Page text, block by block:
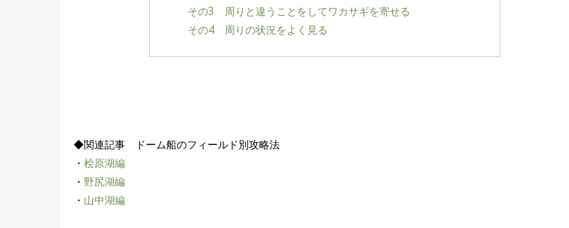
その3 周りと違うことをしてワカサギを寄せる
その4 周りの状況をよく見る
◆関連記事 ドーム船のフィールド別攻略法
・ 桧原湖編
・ 野尻湖編
・ 山中湖編